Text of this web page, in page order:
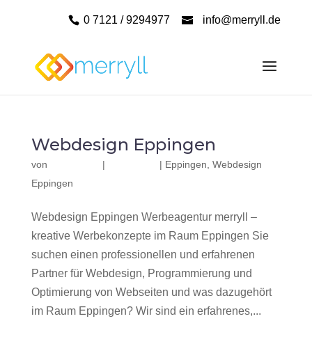
0 7121 / 9294977 info@merryll.de
Webdesign Eppingen
von | | Eppingen Webdesign
Eppingen
Webdesign Eppingen Werbeagentur merryll –
kreative Werbekonzepte im Raum Eppingen Sie
suchen einen professionellen und erfahrenen
Partner für Webdesign, Programmierung und
Optimierung von Webseiten und was dazugehört
im Raum Eppingen? Wir sind ein erfahrenes,...